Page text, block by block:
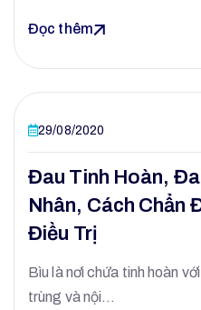
Đọc thêm
29/08/2020
Đau Tinh Hoàn,
Nhân, Cách Chẩn
Điều Trị
Bìu là nơi chứa tinh hoàn
trùng và nội…